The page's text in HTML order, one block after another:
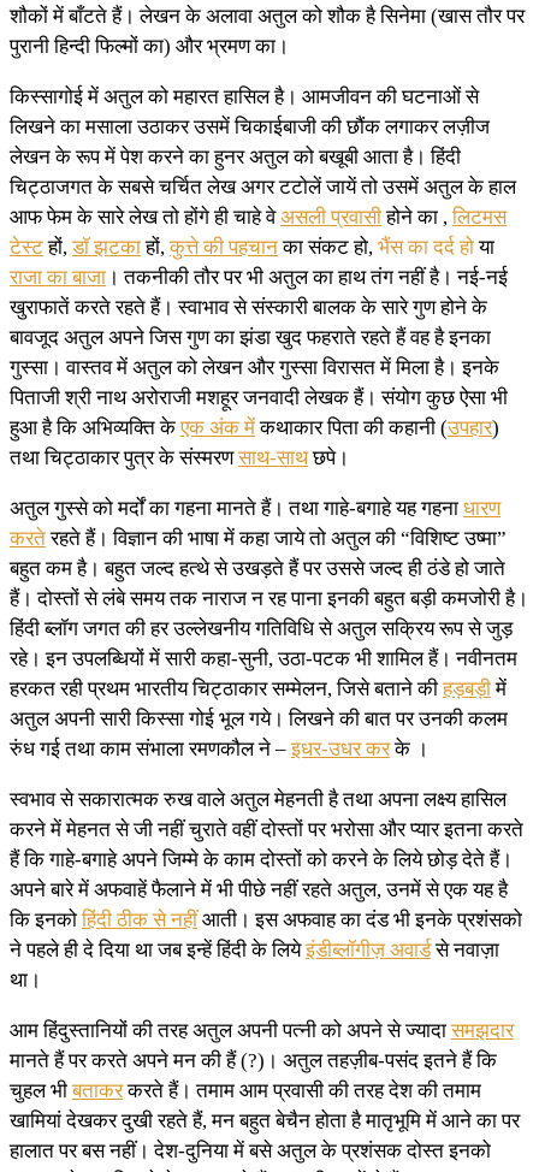
शौकों में बाँटते हैं। लेखन के अलावा अतुल को शौक है सिनेमा (खास तौर पर
पुरानी हिन्दी फिल्मों का) और भ्रमण का।
किस्सागोई में अतुल को महारत हासिल है। आमजीवन की घटनाओं से
लिखने का मसाला उठाकर उसमें चिकाईबाजी की छौंक लगाकर लज़ीज
लेखन के रूप में पेश करने का हुनर अतुल को बखूबी आता है। हिंदी
चिट्ठाजगत के सबसे चर्चित लेख अगर टटोलें जायें तो उसमें अतुल के हाल
आफ फेम के सारे लेख तो होंगे ही चाहे वेअसली प्रवासीहोने का ,लिटमस
टेस्टहों,डॉ झटकाहों,कुत्ते की पहचानका संकट हो, भैंस का दर्द होया
राजा का बाजा । तकनीकी तौर पर भी अतुल का हाथ तंग नहीं है। नई-नई
खुराफातें करते रहते हैं। स्वाभाव से संस्कारी बालक के सारे गुण होने के
बावजूद अतुल अपने जिस गुण का झंडा खुद फहराते रहते हैं वह है इनका
गुस्सा। वास्तव में अतुल को लेखन और गुस्सा विरासत में मिला है। इनके
पिताजी श्री नाथ अरोराजी मशहूर जनवादी लेखक हैं। संयोग कुछ ऐसा भी
हुआ है कि अभिव्यक्ति केएक अंक मेंकथाकार पिता की कहानी (उपहार)
तथा चिट्ठाकार पुत्र के संस्मरणसाथ-साथछपे।
अतुल गुस्से को मर्दों का गहना मानते हैं। तथा गाहे-बगाहे यह गहना धारण
करतेरहते हैं। विज्ञान की भाषा में कहा जाये तो अतुल की “विशिष्ट उष्मा”
बहुत कम है। बहुत जल्द हत्थे से उखड़ते हैं पर उससे जल्द ही ठंडे हो जाते
हैं। दोस्तों से लंबे समय तक नाराज न रह पाना इनकी बहुत बड़ी कमजोरी है।
हिंदी ब्लॉग जगत की हर उल्लेखनीय गतिविधि से अतुल सक्रिय रूप से जुड़
रहे। इन उपलब्धियों में सारी कहा-सुनी, उठा-पटक भी शामिल हैं। नवीनतम
हरकत रही प्रथम भारतीय चिट्ठाकार सम्मेलन, जिसे बताने कीहड़बड़ीमें
अतुल अपनी सारी किस्सा गोई भूल गये। लिखने की बात पर उनकी कलम
रुंध गई तथा काम संभाला रमणकौल ने –इधर-उधर करके ।
स्वभाव से सकारात्मक रुख वाले अतुल मेहनती है तथा अपना लक्ष्य हासिल
करने में मेहनत से जी नहीं चुराते वहीं दोस्तों पर भरोसा और प्यार इतना करते
हैं कि गाहे-बगाहे अपने जिम्मे के काम दोस्तों को करने के लिये छोड़ देते हैं।
अपने बारे में अफवाहें फैलाने में भी पीछे नहीं रहते अतुल, उनमें से एक यह है
कि इनकोहिंदी ठीक से नहीं आती। इस अफवाह का दंड भी इनके प्रशंसको
ने पहले ही दे दिया था जब इन्हें हिंदी के लियेइंडीब्लॉगीज़ अवार्डसे नवाज़ा
था।
आम हिंदुस्तानियों की तरह अतुल अपनी पत्नी को अपने से ज्यादासमझदार
मानते हैं पर करते अपने मन की हैं (?)। अतुल तहज़ीब-पसंद इतने हैं कि
चुहल भीबताकरकरते हैं। तमाम आम प्रवासी की तरह देश की तमाम
खामियां देखकर दुखी रहते हैं, मन बहुत बेचैन होता है मातृभूमि में आने का पर
हालात पर बस नहीं। देश-दुनिया में बसे अतुल के प्रशंसक दोस्त इनको